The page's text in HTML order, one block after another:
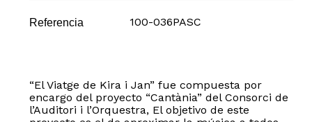
Referencia 100-036PASC
“El Viatge de Kira i Jan” fue compuesta por
encargo del proyecto “Cantània” del Consorci de
l’Auditori i l’Orquestra, El objetivo de este